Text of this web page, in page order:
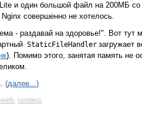
и один большой файл на 200МБ со
совершенно не хотелось.
- раздавай на здоровье!". Вот тут
StaticFileHandler загружает
). Помимо этого, занятая память не
(далее...)
,сервер,